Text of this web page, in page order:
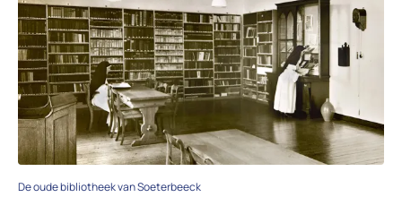
De oude bibliotheek van Soeterbeeck